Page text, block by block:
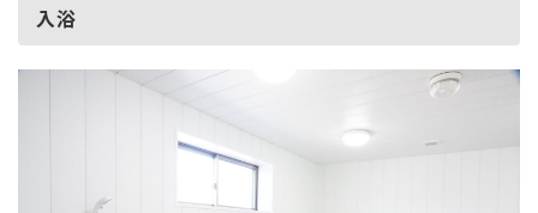
入浴